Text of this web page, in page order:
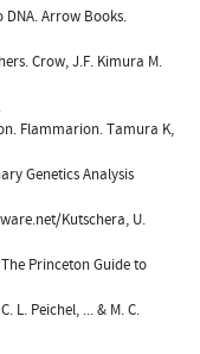
Arrow Books.
Crow, J.F. Kimura M.
Flammarion. Tamura K,
Genetics Analysis
Kutschera, U.
Princeton Guide to
L. Peichel, ... & M. C.